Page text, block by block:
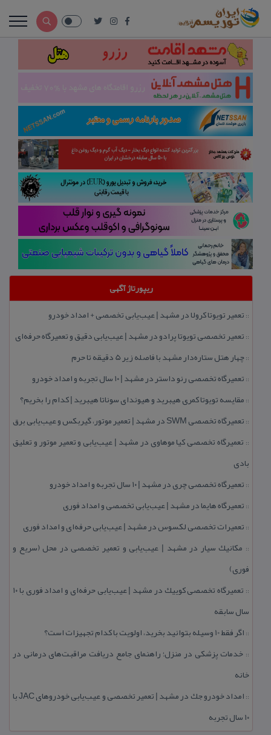
ریپورتاژ آگهی
:: تعمیر تویوتا كرولا در مشهد | عیب‌یابی تخصصی + امداد خودرو
:: تعمیر تخصصی تویوتا پرادو در مشهد | عیب‌یابی دقیق و تعمیرگاه حرفه‌ای
::چهار هتل‌ ستاره‌دار مشهد با فاصله زیر 5 دقیقه تا حرم
:: تعمیرگاه تخصصی رنو داستر در مشهد | ۱۰ سال تجربه و امداد خودرو
:: مقایسه تویوتا كمری هیبرید و هیوندای سوناتا هیبرید | كدام را بخریم؟
:: تعمیرگاه تخصصی SWM در مشهد | تعمیر موتور، گیربكس و عیب‌یابی برق
:: تعمیرگاه تخصصی كیا موهاوی در مشهد | عیب‌یابی و تعمیر موتور و تعلیق
بادی
:: تعمیرگاه تخصصی چری در مشهد | ۱۰ سال تجربه و امداد خودرو
:: تعمیرگاه هایما در مشهد | عیب‌یابی تخصصی و امداد فوری
:: تعمیرات تخصصی لكسوس در مشهد | عیب‌یابی حرفه‌ای و امداد فوری
:: مكانیك سیار در مشهد | عیب‌یابی و تعمیر تخصصی در محل (سریع و
فوری)
::
تعمیرگاه تخصصی كوییك در مشهد | عیب‌یابی حرفه‌ای و امداد فوری با ۱۰
سال سابقه
:: اگر فقط 10 وسیله بتوانید بخرید، اولویت با كدام تجهیزات است؟
:: خدمات پزشكی در منزل؛ راهنمای جامع دریافت مراقبت‌های درمانی در
خانه
::
امداد خودرو جك در مشهد | تعمیر تخصصی و عیب‌یابی خودروهای JAC با
۱۰ سال تجربه